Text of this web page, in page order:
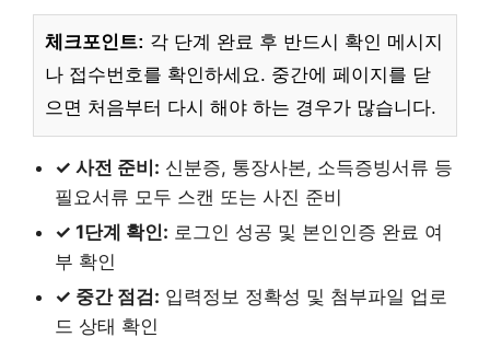
체크포인트: 각 단계 완료 후 반드시 확인 메시지
나 접수번호를 확인하세요. 중간에 페이지를 닫
으면 처음부터 다시 해야 하는 경우가 많습니다.
✓ 사전 준비: 신분증, 통장사본, 소득증빙서류 등
필요서류 모두 스캔 또는 사진 준비
✓ 1단계 확인: 로그인 성공 및 본인인증 완료 여
부 확인
✓ 중간 점검: 입력정보 정확성 및 첨부파일 업로
드 상태 확인